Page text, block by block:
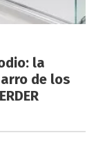
la
de los